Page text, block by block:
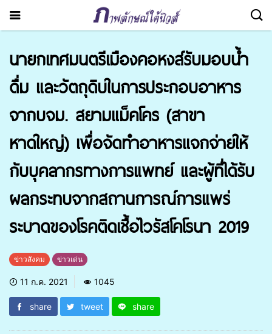
นายกเทศมนตรีเมืองคอหงส์รับมอบน้ำ
ดื่ม และวัตถุดิบในการประกอบอาหาร
จากบจม. สยามแม็คโคร (สาขา
หาดใหญ่) เพื่อจัดทำอาหารแจกจ่ายให้
กับบุคลากรทางการแพทย์ และผู้ที่ได้รับ
ผลกระทบจากสถานการณ์การแพร่
ระบาดของโรคติดเชื้อไวรัสโคโรนา 2019
ข่าวสังคม ข่าวเด่น
11 ก.ค. 2021 1045
share tweet share